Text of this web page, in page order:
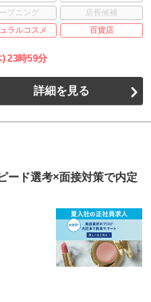
プニング
店長候補
ラルコスメ 百貨店
23時59分
詳細を見る
ード選考×面接対策で内定